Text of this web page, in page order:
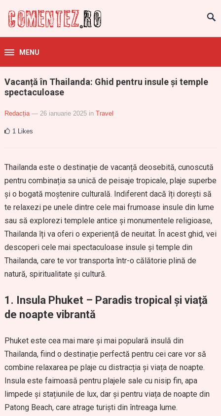
MENU
Vacanță în Thailanda: Ghid pentru insule și temple
spectaculoase
Redacția — 26 ianuarie 2025 in Travel
1 Likes
Thailanda este o destinație de vacanță deosebită, cunoscută
pentru combinația sa unică de peisaje tropicale, plaje superbe
și o bogată moștenire culturală. Indiferent dacă îți dorești să
te relaxezi pe unele dintre cele mai frumoase insule din lume
sau să explorezi templele antice și monumentele religioase,
Thailanda îți va oferi o experiență de neuitat. În acest ghid, vei
descoperi cele mai spectaculoase insule și temple din
Thailanda, care te vor transporta într-o călătorie plină de
natură, spiritualitate și cultură.
1. Insula Phuket – Paradis tropical și viață
de noapte vibrantă
Phuket este cea mai mare și mai populară insulă din
Thailanda, fiind o destinație perfectă pentru cei care vor să
combine relaxarea pe plaje cu distracția și viața de noapte.
Insula este faimoasă pentru plajele sale cu nisip fin, apa
limpede și stațiunile de lux, dar și pentru viața de noapte din
Patong Beach, care atrage turiști din întreaga lume.